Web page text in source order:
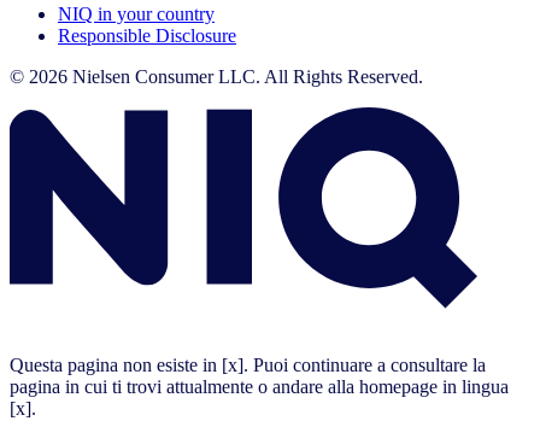
NIQ in your country
Responsible Disclosure
© 2026 Nielsen Consumer LLC. All Rights Reserved.
Questa pagina non esiste in [x]. Puoi continuare a consultare la
pagina in cui ti trovi attualmente o andare alla homepage in lingua
[x].